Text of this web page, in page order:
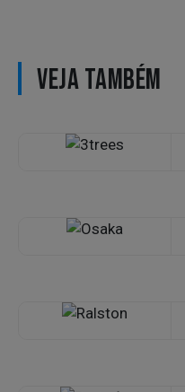
VEJA TAMBÉM